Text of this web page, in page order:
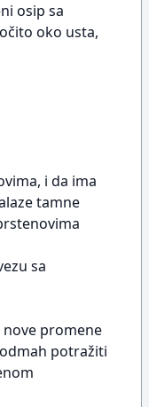
osip sa
oko usta,
i da ima
tamne
sa
nove promene
potražiti